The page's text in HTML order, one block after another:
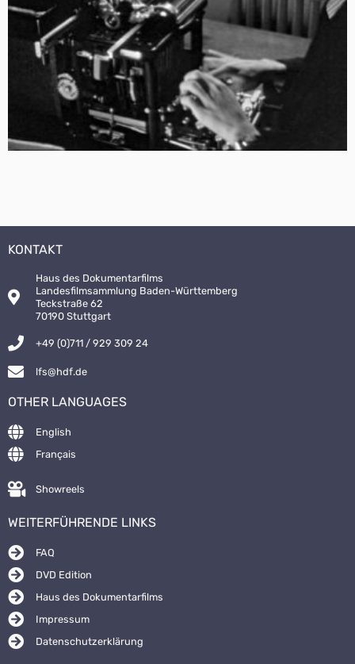
KONTAKT
Haus des Dokumentarfilms
Landesfilmsammlung Baden-Württemberg
Teckstraße 62
70190 Stuttgart
+49 (0)711 / 929 309 24
lfs@hdf.de
OTHER LANGUAGES
English
Français
Showreels
WEITERFÜHRENDE LINKS
FAQ
DVD Edition
Haus des Dokumentarfilms
Impressum
Datenschutzerklärung